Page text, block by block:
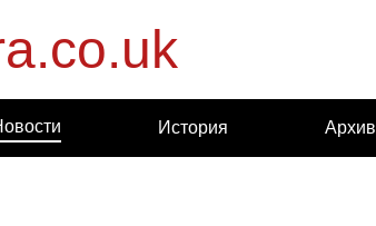
История Архив